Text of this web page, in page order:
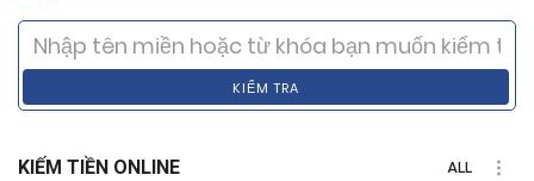
KIỂM TRA
KIẾM TIỀN ONLINE ALL